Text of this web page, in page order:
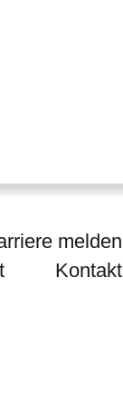
melden
Kontakt